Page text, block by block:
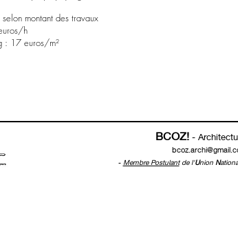
montant des travaux
h
: 17 euros/m²
BCOZ! -
- Membre Postulantde l'Union N